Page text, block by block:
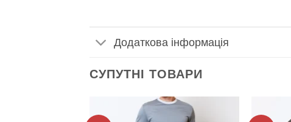
Додаткова інформація
СУПУТНІ ТОВАРИ